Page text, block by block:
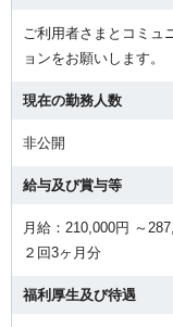
ご利用者さまとコミュ
ョンをお願いします。
現在の勤務人数
非公開
給与及び賞与等
月給：210,000円 ～
２回3ヶ月分
福利厚生及び待遇